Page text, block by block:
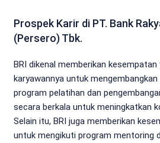
Prospek Karir di PT. Bank
(Persero) Tbk.
BRI dikenal memberikan kesempatan
karyawannya untuk mengembangkan
program pelatihan dan
secara berkala untuk meningkatkan
Selain itu, BRI juga memberikan
untuk mengikuti program mentoring